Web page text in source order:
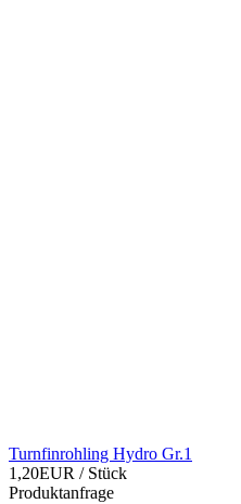
Turnfinrohling Hydro Gr.1
1,20EUR / Stück
Produktanfrage